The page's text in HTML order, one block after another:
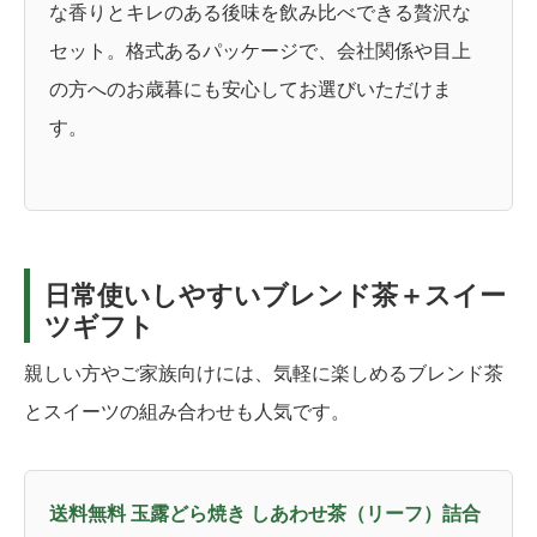
な香りとキレのある後味を飲み比べできる贅沢な
セット。格式あるパッケージで、会社関係や目上
の方へのお歳暮にも安心してお選びいただけま
す。
日常使いしやすいブレンド茶＋スイー
ツギフト
親しい方やご家族向けには、気軽に楽しめるブレンド茶
とスイーツの組み合わせも人気です。
送料無料 玉露どら焼き しあわせ茶（リーフ）詰合